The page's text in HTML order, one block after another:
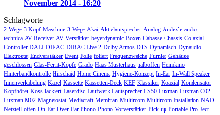
November 2014 - 16:20
Schlagworte
2-Wege 3-Kopf-Maschine 3-Wege Akai Aktivlautsprecher Analog Audez`e audio-
technica AV-Receiver AV-Verstärker beyerdynamic Boxen Cabasse Chassis Co-axial
Controller DALI DIRAC DIRAC Live 2 Dolby Atmos DTS Dynamisch Dynaudio
Elektrostat Endverstärker Event Folie foliert Frequenzweiche Furnier Gehäuse
geschlossen Glas-Ferrit-Köpfe Grado Haas Musterhaus halboffen Heimkino
Hinterbandkontrolle Hirschaid Home Cinema Hygiene-Konzept In-Ear In-Wall Speaker
Innenverkabelung Kabel Kassette Kassetten-Deck KEF Klassiker Koaxial Kondensator
Kopfhörer Koss lackiert Laserdisc Laufwerk Lautsprecher LS50 Luxman Luxman C02
Luxman M02 Magnetostat Mediacraft Membran Multiroom Multiroom Installation NAD
Netzteil offen On-Ear Over-Ear Phono Phono-Vorverstärker Pick-up Portable Pro-Ject